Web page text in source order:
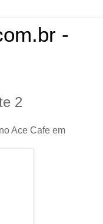
-
2
Ace Cafe em